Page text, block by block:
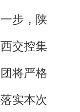
一步，陕
西交控集
团将严格
落实本次